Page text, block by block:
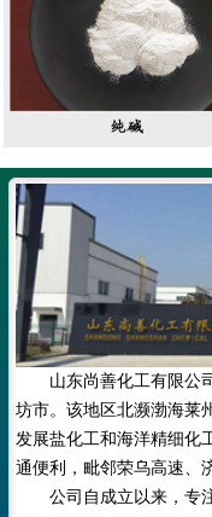
山东尚善化工有限公
坊市。该地区北濒渤海莱
发展盐化工和海洋精细化
通便利，毗邻荣乌高速、
公司自成立以来，专注